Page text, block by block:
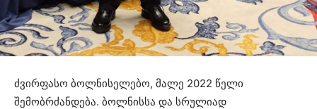
ძვირფასო ბოლნისელებო, მალე 2022 წელი
შემობრძანდება. ბოლნისსა და სრულიად